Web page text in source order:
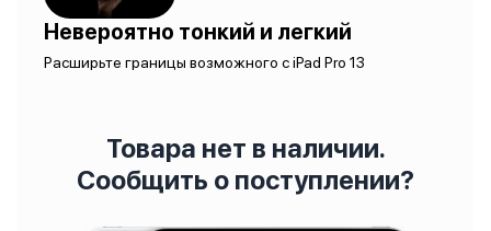
Невероятно тонкий и легкий
Расширьте границы возможного с iPad Pro 13
Товара нет в наличии.
Сообщить о поступлении?